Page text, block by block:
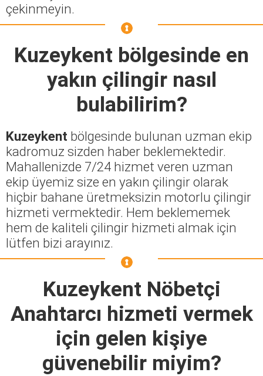
çekinmeyin.
Kuzeykent bölgesinde en
yakın çilingir nasıl
bulabilirim?
Kuzeykent bölgesinde bulunan uzman ekip
kadromuz sizden haber beklemektedir.
Mahallenizde 7/24 hizmet veren uzman
ekip üyemiz size en yakın çilingir olarak
hiçbir bahane üretmeksizin motorlu çilingir
hizmeti vermektedir. Hem beklememek
hem de kaliteli çilingir hizmeti almak için
lütfen bizi arayınız.
Kuzeykent Nöbetçi
Anahtarcı hizmeti vermek
için gelen kişiye
güvenebilir miyim?